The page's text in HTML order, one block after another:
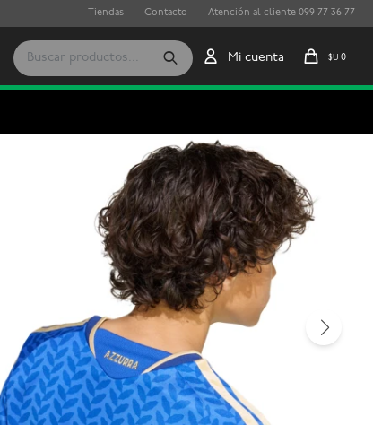
$U 0
Tiendas Contacto Atención al cliente 099 77 36 77